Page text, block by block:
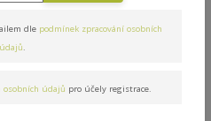
dle podmínek zpracování osobních
údajů.
osobních údajů pro účely registrace.